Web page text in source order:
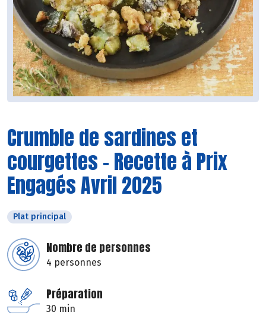
Crumble de sardines et
courgettes - Recette à Prix
Engagés Avril 2025
Plat principal
Nombre de personnes
4 personnes
Préparation
30 min